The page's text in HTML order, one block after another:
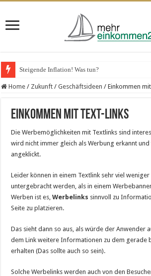
Steigende Inflation! Was tun?
Home / Zukunft / Geschäftsideen / Einkommen
Einkommen mit Text-Links
Die Werbemöglichkeiten mit Textlinks sind
wird nicht immer gleich als Werbung erkannt
angeklickt.
Leider können in einem Textlink sehr viel
untergebracht werden, als in einem
Werben ist es,Werbelinks sinnvoll zu
Seite zu platzieren.
Das sieht dann so aus, als würde der Anwender
dem Link weitere Informationen zu dem gerade
erhalten (Das sollte auch so sein).
Solche Werbelinks werden auch von den